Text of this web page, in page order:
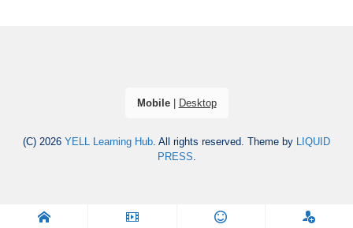
Mobile| Desktop
(C) 2026 YELL Learning Hub . All rights reserved. Theme by LIQUID
PRESS